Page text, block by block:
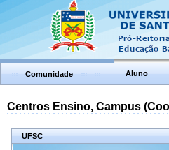
Comunidade Aluno
Centros Ensino, Campus
UFSC